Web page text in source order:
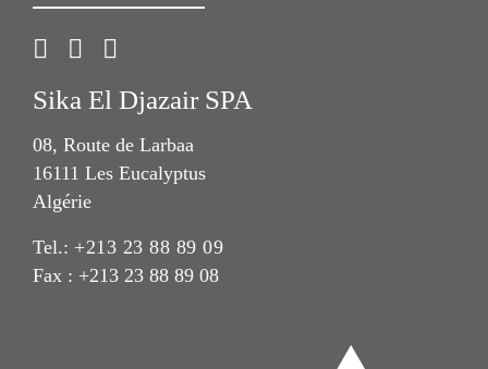
Sika El Djazair SPA
08, Route de Larbaa
16111 Les Eucalyptus
Algérie
Tel.: +213 23 88 89 09
Fax : +213 23 88 89 08